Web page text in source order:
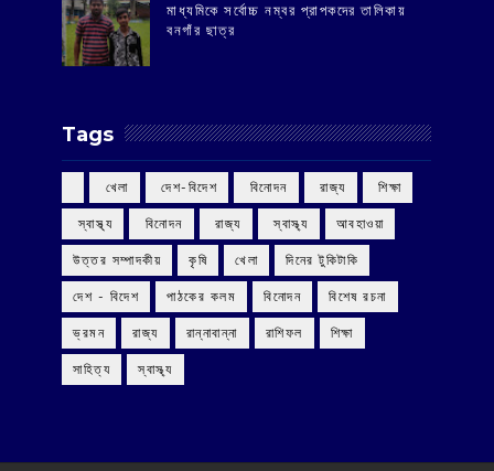
মাধ্যমিকে সর্বোচ্চ নম্বর প্রাপকদের তালিকায়
বনগাঁর ছাত্র
Tags
‌ খেলা ‌ দেশ-বিদেশ ‌ বিনোদন ‌ রাজ্য ‌ শিক্ষা
‌ স্বাস্থ্য ‌ বিনোদন ‌ রাজ্য ‌ স্বাস্থ্য আবহাওয়া
উত্তর সম্পাদকীয় কৃষি খেলা দিনের টুকিটাকি
দেশ - বিদেশ পাঠকের কলম বিনোদন বিশেষ রচনা
ভ্রমন রাজ্য রান্নাবান্না রাশিফল শিক্ষা
সাহিত্য স্বাস্থ্য